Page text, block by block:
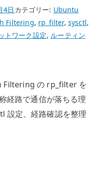
4日 カテゴリー: Ubuntu
Filtering, rp_filter, sysctl,
トワーク設定, ルーティン
Filtering の rp_filter を
経路で通信が落ちる理
定、経路確認を整理